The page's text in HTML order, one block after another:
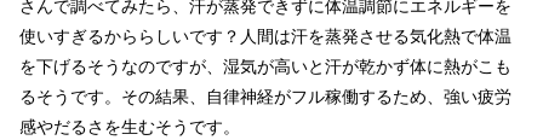
さんで調べてみたら、汗が蒸発できずに体温調節にエネルギーを
使いすぎるかららしいです？人間は汗を蒸発させる気化熱で体温
を下げるそうなのですが、湿気が高いと汗が乾かず体に熱がこも
るそうです。その結果、自律神経がフル稼働するため、強い疲労
感やだるさを生むそうです。